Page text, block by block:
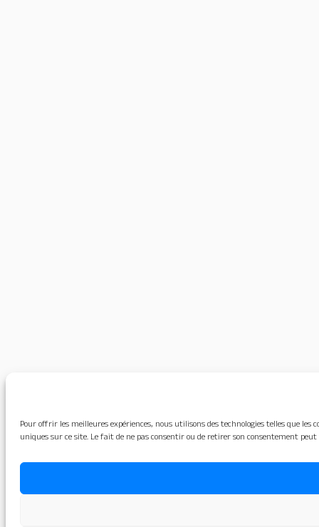
Pour offrir les meilleures expériences, nous utilisons des technologies telles que
uniques sur ce site. Le fait de ne pas consentir ou de retirer son consentement